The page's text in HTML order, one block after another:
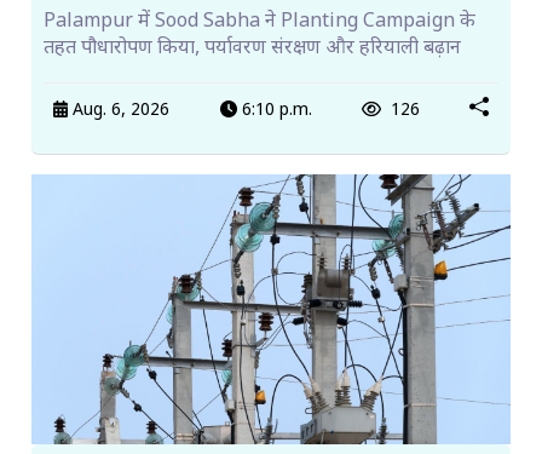
Palampur में Sood Sabha ने Planting Campaign के
तहत पौधारोपण किया, पर्यावरण संरक्षण और हरियाली बढ़ान
Aug. 6, 2026 6:10 p.m. 126